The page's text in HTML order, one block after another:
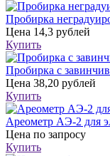
Пробирка
Цена 14,3 рублей
Купить
Пробирка с
Цена 38,20 рублей
Купить
Ареометр АЭ-2 для
Цена по запросу
Купить